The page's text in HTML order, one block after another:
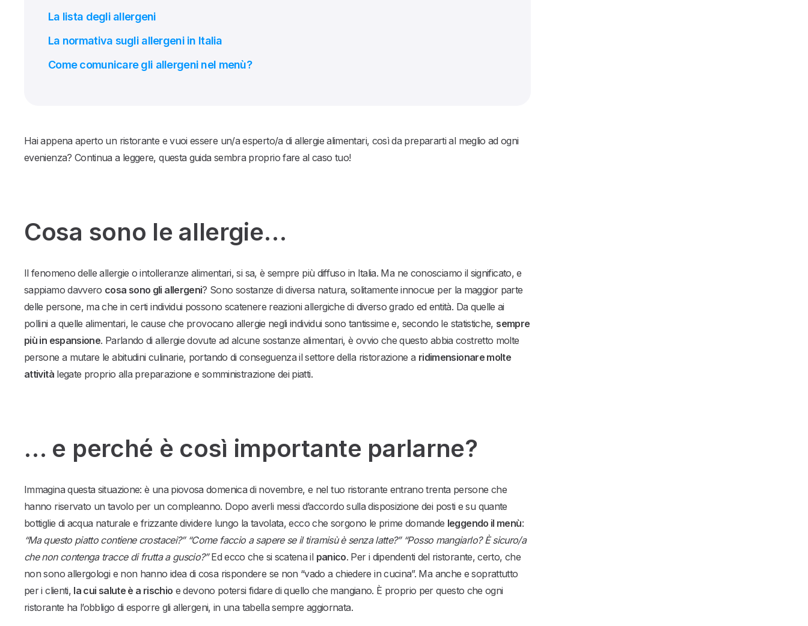
La lista degli allergeni
La normativa sugli allergeni in Italia
Come comunicare gli allergeni nel menù?
Hai appena aperto un ristorante e vuoi essere un/a esperto/a di allergie alimentari, così da prepararti al meglio ad ogni
evenienza? Continua a leggere, questa guida sembra proprio fare al caso tuo!
Cosa sono le allergie…
Il fenomeno delle allergie o intolleranze alimentari, si sa, è sempre più diffuso in Italia. Ma ne conosciamo il significato, e
sappiamo davvero cosa sono gli allergeni? Sono sostanze di diversa natura, solitamente innocue per la maggior parte
delle persone, ma che in certi individui possono scatenere reazioni allergiche di diverso grado ed entità. Da quelle ai
pollini a quelle alimentari, le cause che provocano allergie negli individui sono tantissime e, secondo le statistiche, sempre
più in espansione. Parlando di allergie dovute ad alcune sostanze alimentari, è ovvio che questo abbia costretto molte
persone a mutare le abitudini culinarie, portando di conseguenza il settore della ristorazione a ridimensionare molte
attivitàlegate proprio alla preparazione e somministrazione dei piatti.
… e perché è così importante parlarne?
Immagina questa situazione: è una piovosa domenica di novembre, e nel tuo ristorante entrano trenta persone che
hanno riservato un tavolo per un compleanno. Dopo averli messi d’accordo sulla disposizione dei posti e su quante
bottiglie di acqua naturale e frizzante dividere lungo la tavolata, ecco che sorgono le prime domande leggendo il menù:
“Ma questo piatto contiene crostacei?” “Come faccio a sapere se il tiramisù è senza latte?” “Posso mangiarlo? È sicuro/a
che non contenga tracce di frutta a guscio?”Ed ecco che si scatena il panico. Per i dipendenti del ristorante, certo, che
non sono allergologi e non hanno idea di cosa rispondere se non “vado a chiedere in cucina”. Ma anche e soprattutto
per i clienti, la cui salute è a rischio e devono potersi fidare di quello che mangiano. È proprio per questo che ogni
ristorante ha l’obbligo di esporre gli allergeni, in una tabella sempre aggiornata.